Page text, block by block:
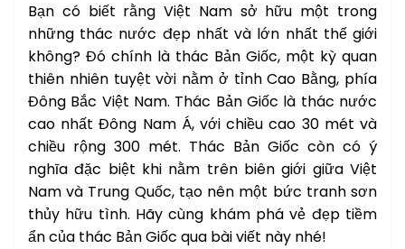
Bạn có biết rằng Việt Nam sở hữu một trong
những thác nước đẹp nhất và lớn nhất thế giới
không? Đó chính là thác Bản Giốc, một kỳ quan
thiên nhiên tuyệt vời nằm ở tỉnh Cao Bằng, phía
Đông Bắc Việt Nam. Thác Bản Giốc là thác nước
cao nhất Đông Nam Á, với chiều cao 30 mét và
chiều rộng 300 mét. Thác Bản Giốc còn có ý
nghĩa đặc biệt khi nằm trên biên giới giữa Việt
Nam và Trung Quốc, tạo nên một bức tranh sơn
thủy hữu tình. Hãy cùng khám phá vẻ đẹp tiềm
ẩn của thác Bản Giốc qua bài viết này nhé!